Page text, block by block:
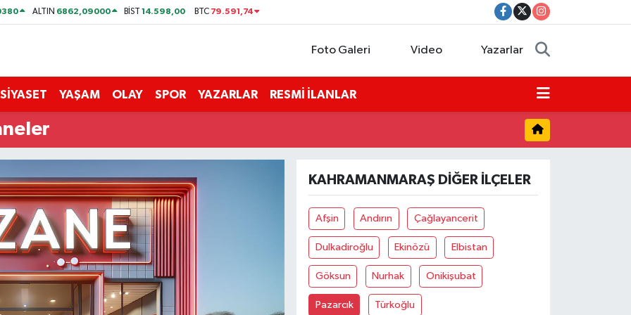
ALTIN 6862,09000 BİST14.598,00 BTC 79.591,74
Foto Galeri Video Yazarlar
SİYASET YAŞAM OLAY SPOR YAZARLAR RESMİ İLANLAR
KAHRAMANMARAŞ DIĞER İLÇELER
Afşin Andırın Çağlayancerit
Dulkadiroğlu Ekinözü Elbistan
Göksun Nurhak Onikişubat
Pazarcık Türkoğlu